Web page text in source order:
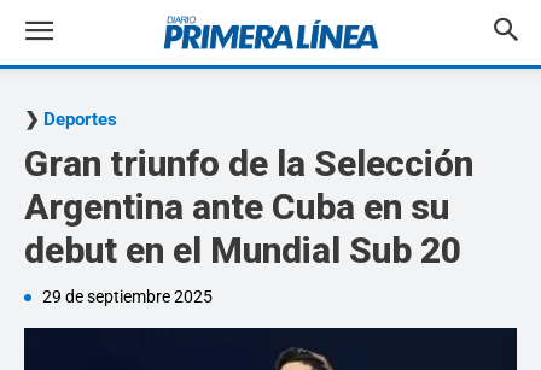
Deportes
Gran triunfo de la Selección
Argentina ante Cuba en su
debut en el Mundial Sub 20
29 de septiembre 2025